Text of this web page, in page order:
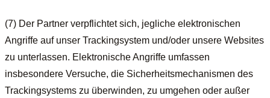
(7) Der Partner verpflichtet sich, jegliche elektronischen
Angriffe auf unser Trackingsystem und/oder unsere Websites
zu unterlassen. Elektronische Angriffe umfassen
insbesondere Versuche, die Sicherheitsmechanismen des
Trackingsystems zu überwinden, zu umgehen oder außer